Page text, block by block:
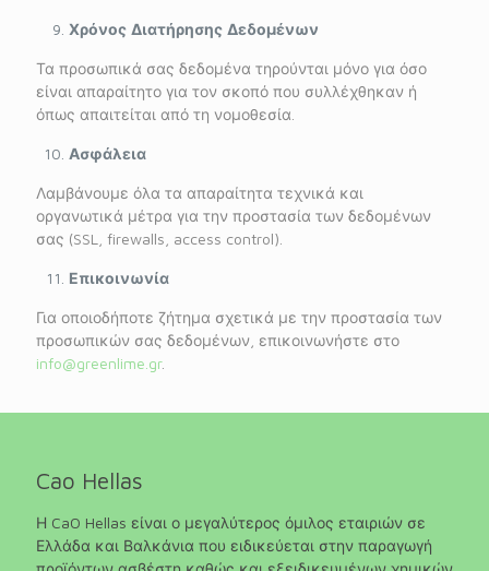
Χρόνος Διατήρησης Δεδομένων
Τα προσωπικά σας δεδομένα τηρούνται μόνο για όσο
είναι απαραίτητο για τον σκοπό που συλλέχθηκαν ή
όπως απαιτείται από τη νομοθεσία.
Ασφάλεια
Λαμβάνουμε όλα τα απαραίτητα τεχνικά και
οργανωτικά μέτρα για την προστασία των δεδομένων
σας (SSL, firewalls, access control).
Επικοινωνία
Για οποιοδήποτε ζήτημα σχετικά με την προστασία των
προσωπικών σας δεδομένων, επικοινωνήστε στο
info@greenlime.gr.
Cao Hellas
Η CaO Hellas είναι ο μεγαλύτερος όμιλος εταιριών σε
Ελλάδα και Βαλκάνια που ειδικεύεται στην παραγωγή